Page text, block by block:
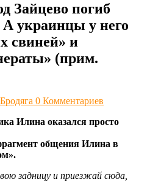
Зайцево погиб
украинцы у него
свиней» и
(прим.
0 Комментариев
Илина оказался просто
общения Илина в
задницу и приезжай сюда,